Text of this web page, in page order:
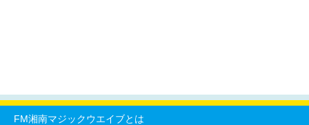
FM湘南マジックウエイブとは